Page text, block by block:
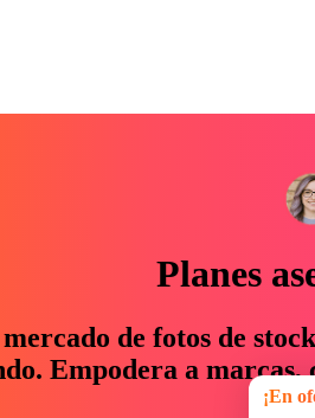
Planes
mercado de fotos de
Empodera a
un
¡En